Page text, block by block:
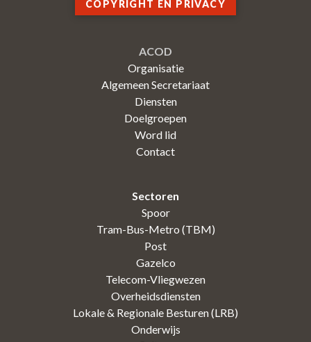
COPYRIGHT EN PRIVACY
ACOD
Organisatie
Algemeen Secretariaat
Diensten
Doelgroepen
Word lid
Contact
Sectoren
Spoor
Tram-Bus-Metro (TBM)
Post
Gazelco
Telecom-Vliegwezen
Overheidsdiensten
Lokale & Regionale Besturen (LRB)
Onderwijs